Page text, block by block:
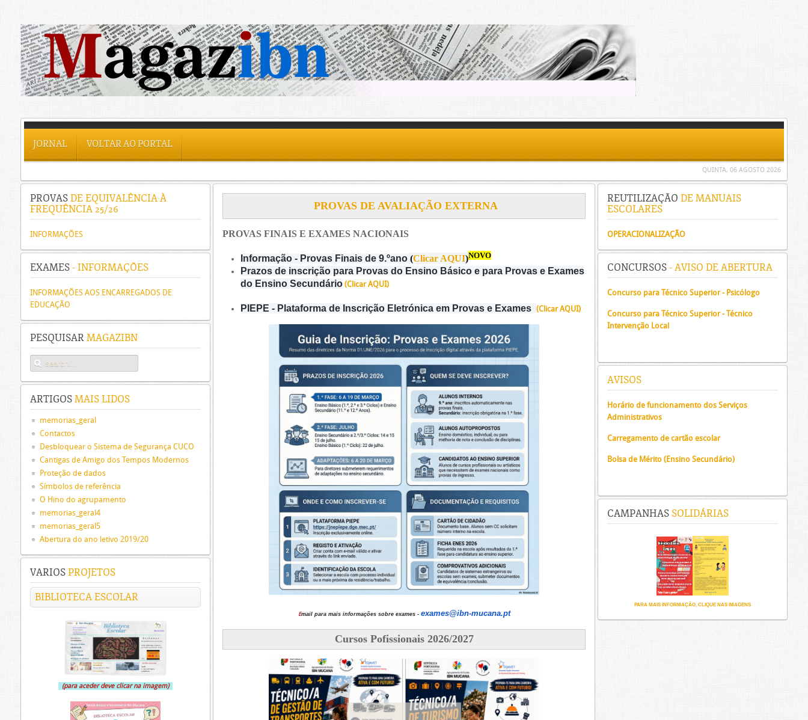
JORNAL VOLTAR AO PORTAL
QUINTA, 06 AGOSTO 2026
PROVAS DE AVALIAÇÃO EXTERNA
PROVAS FINAIS E EXAMES NACIONAIS
Informação - Provas Finais de 9.ºano (Clicar AQUI)NOVO
Prazos de inscrição para Provas do Ensino Básico e para Provas e Exames
do Ensino Secundário (Clicar AQUI)
PIEPE - Plataforma de Inscrição Eletrónica em Provas e Exames (Clicar AQUI)
Email para mais informações sobre exames - exames@ibn-mucana.pt
Cursos Pofissionais 2026/2027
PROVAS DE EQUIVALÊNCIA À
FREQUÊNCIA 25/26
INFORMAÇÕES
EXAMES - INFORMAÇÕES
INFORMAÇÕES AOS ENCARREGADOS DE
EDUCAÇÃO
PESQUISAR MAGAZIBN
ARTIGOS MAIS LIDOS
memorias_geral
Contactos
Desbloquear o Sistema de Segurança CUCO
Cantigas de Amigo dos Tempos Modernos
Proteção de dados
Símbolos de referência
O Hino do agrupamento
memorias_geral4
memorias_geral5
Abertura do ano letivo 2019/20
VARIOS PROJETOS
BIBLIOTECA ESCOLAR
(para aceder deve clicar na imagem)
REUTILIZAÇÃO DE MANUAIS
ESCOLARES
OPERACIONALIZAÇÃO
CONCURSOS - AVISO DE ABERTURA
Concurso para Técnico Superior - Psicólogo
Concurso para Técnico Superior - Técnico
Intervenção Local
AVISOS
Horário de funcionamento dos Serviços
Administrativos
Carregamento de cartão escolar
Bolsa de Mérito (Ensino Secundário)
CAMPANHAS SOLIDÁRIAS
PARA MAIS INFORMAÇÃO, CLIQUE NAS IMAGENS